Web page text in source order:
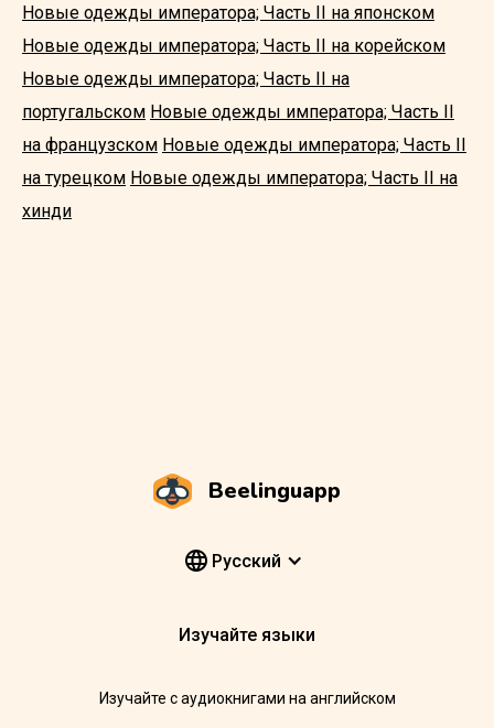
Новые одежды императора; Часть II на японском
Новые одежды императора; Часть II на корейском
Новые одежды императора; Часть II на
португальском Новые одежды императора; Часть II
на французском Новые одежды императора; Часть II
на турецком Новые одежды императора; Часть II на
хинди
Beelinguapp
Pусский
Изучайте языки
Изучайте с аудиокнигами на английском